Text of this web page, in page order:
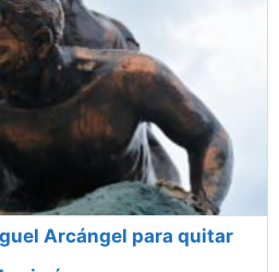
Arcángel para quitar